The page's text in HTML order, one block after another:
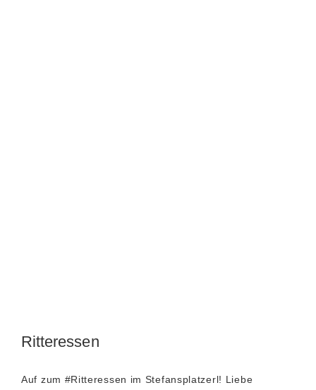
Ritteressen
Auf zum #Ritteressen im Stefansplatzerl! Liebe